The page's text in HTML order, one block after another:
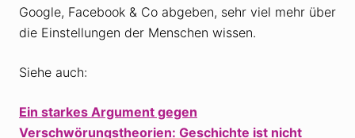
Google, Facebook & Co abgeben, sehr viel mehr über
die Einstellungen der Menschen wissen.
Siehe auch:
Ein starkes Argument gegen
Verschwörungstheorien: Geschichte ist nicht